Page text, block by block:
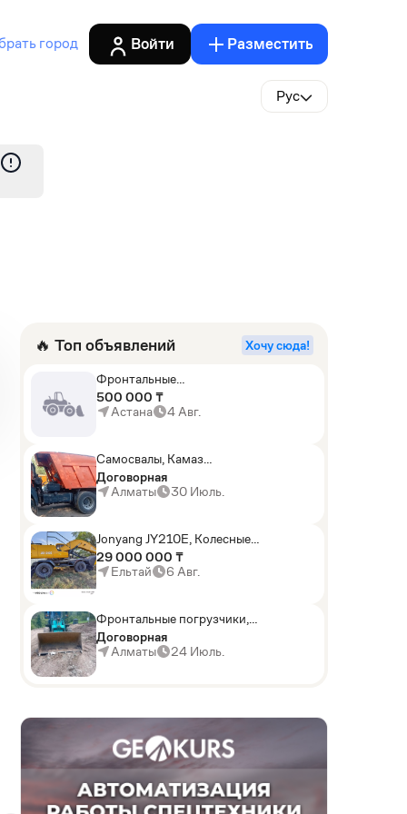
город Войти Разместить
Рус
🔥 Топ объявлений Хочу сюда!
Фронтальные
погрузчики,Экскаваторы-
погрузчики,Мини-
погрузчики,Горные
500 000 ₸
Астана
4 Авг.
Самосвалы, Камаз
АГП-29РТ (шасси
KАМАЗ-43114 6x6)
Договорная
Алматы
30 Июль.
Jonyang JY210E, Колесные
экскаваторы
29 000 000 ₸
Ельтай
6 Авг.
Фронтальные погрузчики,
Sunward ZYJ 320
Договорная
Алматы
24 Июль.